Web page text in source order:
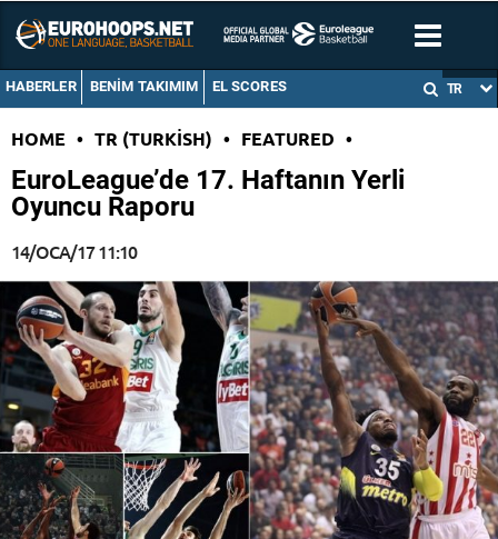
HABERLER BENIM TAKIMIM EL SCORES TR
HOME • TR (TURKISH) • FEATURED •
EuroLeague’de 17. Haftanın Yerli
Oyuncu Raporu
14/OCA/17 11:10